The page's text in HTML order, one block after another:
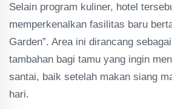
Selain program kuliner, hotel
memperkenalkan fasilitas baru
Garden”. Area ini dirancang
tambahan bagi tamu yang ingin
santai, baik setelah makan siang
hari.